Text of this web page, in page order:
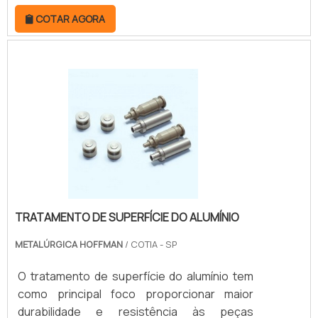
hidráulicos. Desse modo, esse trabalho da
empresa é fundamental para consertar o
equipamento que utiliza o componente no dia
com que todos os componentes funcionem
de modo correto novamente.REFORMA DE
CILINDROS.
COTAR AGORA
TRATAMENTO DE SUPERFÍCIE DO ALUMÍNIO
METALÚRGICA HOFFMAN / COTIA - SP
O tratamento de superfície do alumínio tem
como principal foco proporcionar maior
durabilidade e resistência às peças